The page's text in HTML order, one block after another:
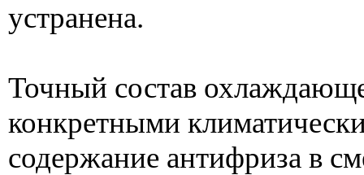
устранена.
Точный состав
конкретными
содержание антифриза в